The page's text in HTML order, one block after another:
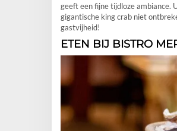
geeft een fijne tijdloze ambiance.
gigantische king crab niet
gastvijheid!
ETEN BIJ BISTRO